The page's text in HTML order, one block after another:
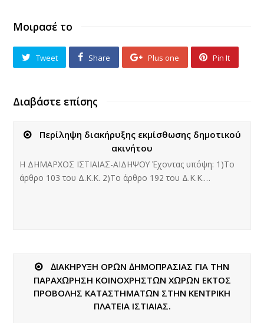
Μοιρασέ το
Tweet Share Plus one Pin It
Διαβάστε επίσης
Περίληψη διακήρυξης εκμίσθωσης δημοτικού
ακινήτου
Η ΔΗΜΑΡΧΟΣ ΙΣΤΙΑΙΑΣ-ΑΙΔΗΨΟΥ Έχοντας υπόψη: 1)Το
άρθρο 103 του Δ.Κ.Κ. 2)Το άρθρο 192 του Δ.Κ.Κ.…
∆ΙΑΚΗΡΥΞΗ ΟΡΩΝ ∆ΗΜΟΠΡΑΣΙΑΣ ΓΙΑ ΤΗΝ
ΠΑΡΑΧΩΡΗΣΗ ΚΟΙΝΟΧΡΗΣΤΩΝ ΧΩΡΩΝ ΕΚΤΟΣ
ΠΡΟΒΟΛΗΣ ΚΑΤΑΣΤΗΜΑΤΩΝ ΣΤΗΝ ΚΕΝΤΡΙΚΗ
ΠΛΑΤΕΙΑ ΙΣΤΙΑΙΑΣ.